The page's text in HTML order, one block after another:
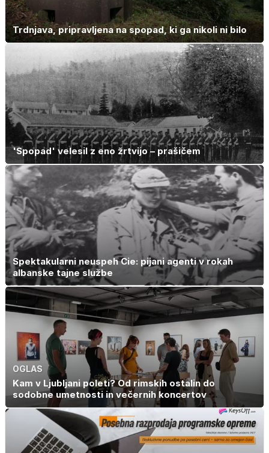
Trdnjava, pripravljena na spopad, ki ga nikoli ni bilo
'Spopad' velesil z eno žrtvijo – prašičem
Spektakularni neuspeh Cie: pijani agenti v rokah
albanske tajne službe
OGLAS
Kam v Ljubljani poleti? Od rimskih ostalin do
sodobne umetnosti in večernih koncertov